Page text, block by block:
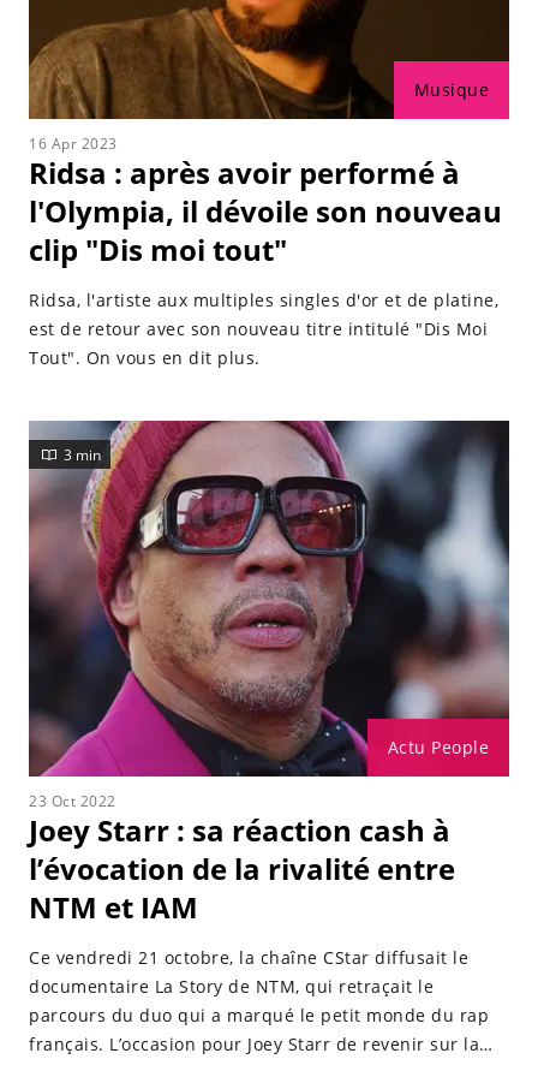
Musique
16 Apr 2023
Ridsa : après avoir performé à
l'Olympia, il dévoile son nouveau
clip "Dis moi tout"
Ridsa, l'artiste aux multiples singles d'or et de platine,
est de retour avec son nouveau titre intitulé "Dis Moi
Tout". On vous en dit plus.
Actu People
3 min
23 Oct 2022
Joey Starr : sa réaction cash à
l’évocation de la rivalité entre
NTM et IAM
Ce vendredi 21 octobre, la chaîne CStar diffusait le
documentaire La Story de NTM, qui retraçait le
parcours du duo qui a marqué le petit monde du rap
français. L’occasion pour Joey Starr de revenir sur la